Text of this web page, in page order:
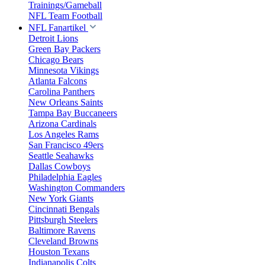
Trainings/Gameball
NFL Team Football
NFL Fanartikel
Detroit Lions
Green Bay Packers
Chicago Bears
Minnesota Vikings
Atlanta Falcons
Carolina Panthers
New Orleans Saints
Tampa Bay Buccaneers
Arizona Cardinals
Los Angeles Rams
San Francisco 49ers
Seattle Seahawks
Dallas Cowboys
Philadelphia Eagles
Washington Commanders
New York Giants
Cincinnati Bengals
Pittsburgh Steelers
Baltimore Ravens
Cleveland Browns
Houston Texans
Indianapolis Colts